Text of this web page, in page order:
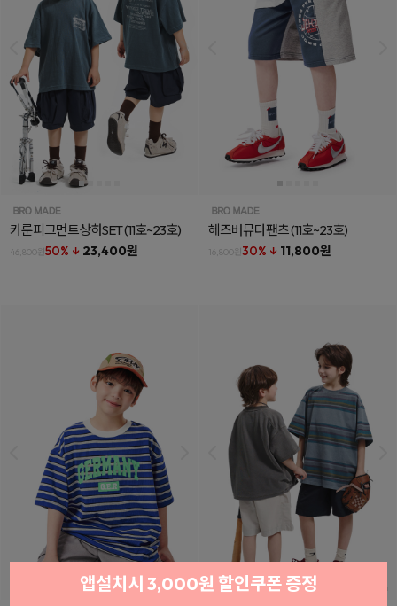
카룬피그먼트상하SET(11호~23호)
46,800원50% ↓ 23,400원
헤즈버뮤다팬츠(11호~23호)
16,800원30% ↓ 11,800원
앱설치시 3,000원 할인쿠폰 증정